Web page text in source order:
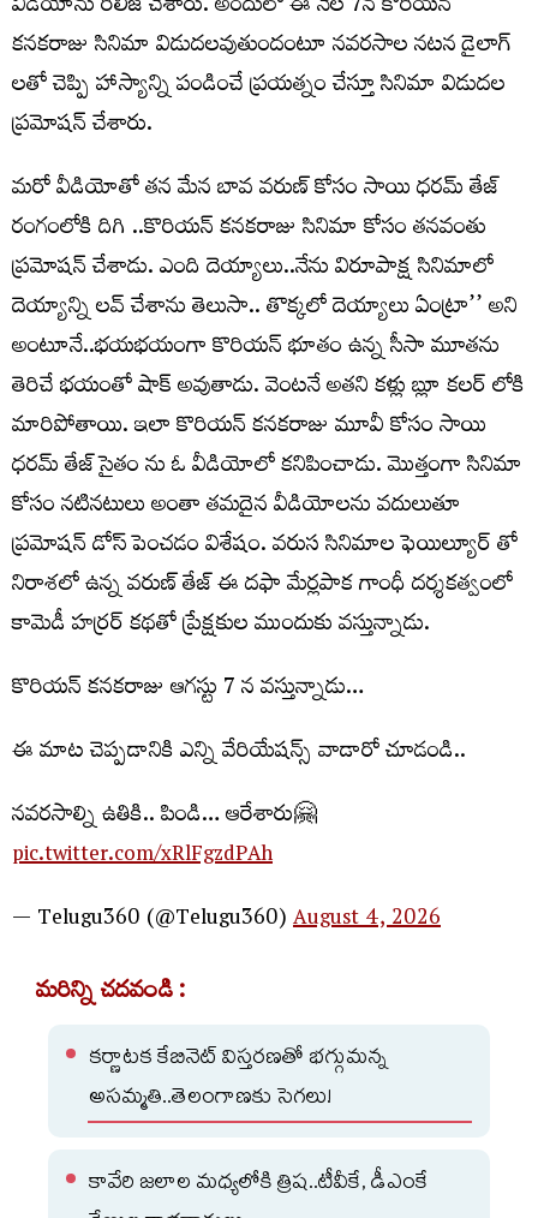
కనకరాజు సినిమా విడుదలవుతుందంటూ నవరసాల నటన డైలాగ్
లతో చెప్పి హాస్యాన్ని పండించే ప్రయత్నం చేస్తూ సినిమా విడుదల
ప్రమోషన్ చేశారు.
మరో వీడియోతో తన మేన బావ వరుణ్ కోసం సాయి ధరమ్ తేజ్
రంగంలోకి దిగి ..కొరియన్ కనకరాజు సినిమా కోసం తనవంతు
ప్రమోషన్ చేశాడు. ఎంది దెయ్యాలు..నేను విరూపాక్ష సినిమాలో
దెయ్యాన్ని లవ్ చేశాను తెలుసా.. తొక్కలో దెయ్యాలు ఏంట్రా’’ అని
అంటూనే..భయభయంగా కొరియన్ భూతం ఉన్న సీసా మూతను
తెరిచే భయంతో షాక్ అవుతాడు. వెంటనే అతని కళ్లు బ్లూ కలర్ లోకి
మారిపోతాయి. ఇలా కొరియన్ కనకరాజు మూవీ కోసం సాయి
ధరమ్ తేజ్ సైతం ను ఓ వీడియోలో కనిపించాడు. మొత్తంగా సినిమా
కోసం నటినటులు అంతా తమదైన వీడియోలను వదులుతూ
ప్రమోషన్ డోస్ పెంచడం విశేషం. వరుస సినిమాల ఫెయిల్యూర్ తో
నిరాశలో ఉన్న వరుణ్ తేజ్ ఈ దఫా మేర్లపాక గాంధీ దర్శకత్వంలో
కామెడీ హర్రర్ కథతో ప్రేక్షకుల ముందుకు వస్తున్నాడు.
కొరియన్ కనకరాజు ఆగస్టు 7 న వస్తున్నాడు…
ఈ మాట చెప్పడానికి ఎన్ని వేరియేషన్స్ వాడారో చూడండి..
నవరసాల్ని ఉతికి.. పిండి… ఆరేశారు🤗
pic.twitter.com/xRlFgzdPAh
— Telugu360 (@Telugu360)August 4, 2026
మరిన్ని చదవండి :
కర్ణాటక కేబినెట్ విస్తరణతో భగ్గుమన్న
అసమ్మతి..తెలంగాణకు సెగలు!
కావేరి జలాల మధ్యలోకి త్రిష..టీవీకే, డీఎంకే